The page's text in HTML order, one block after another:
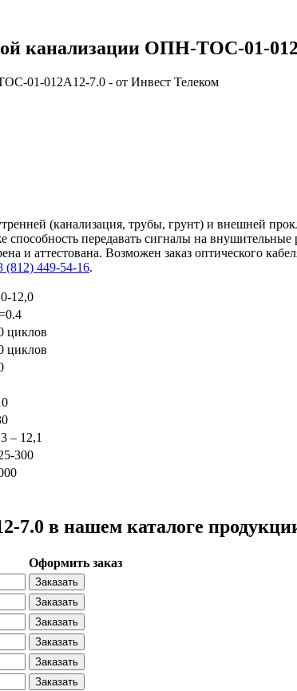
канализации ОПН-ТОС-01-
(канализация, трубы, грунт) и внешней
передавать сигналы на
и аттестована. Возможен заказ оптического
(812) 449-54-16.
12,0
циклов
циклов
– 12,1
300
в нашем каталоге
Оформить заказ
Заказать
Заказать
Заказать
Заказать
Заказать
Заказать